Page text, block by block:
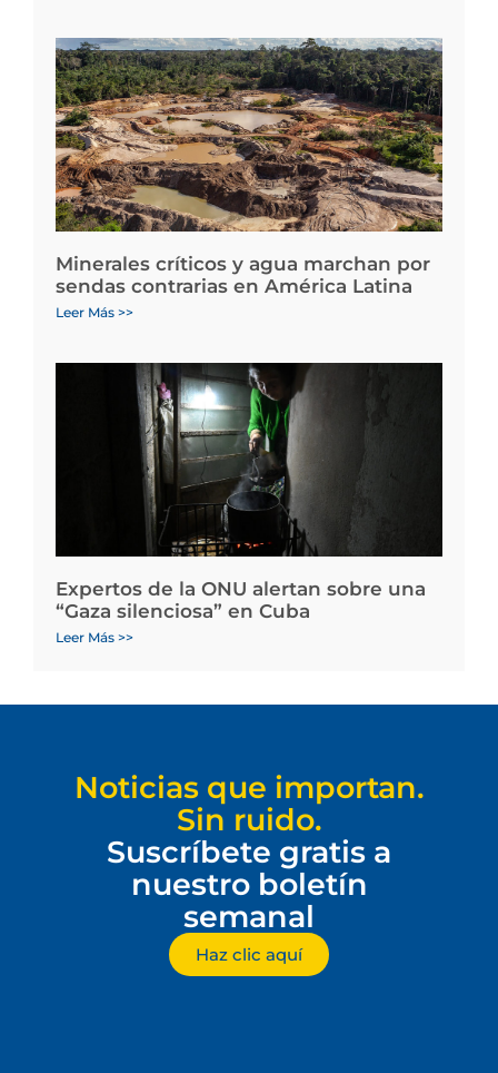
Minerales críticos y agua marchan por
sendas contrarias en América Latina
Leer Más >>
Expertos de la ONU alertan sobre una
“Gaza silenciosa” en Cuba
Leer Más >>
Noticias que importan.
Sin ruido.
Suscríbete gratis a
nuestro boletín
semanal
Haz clic aquí